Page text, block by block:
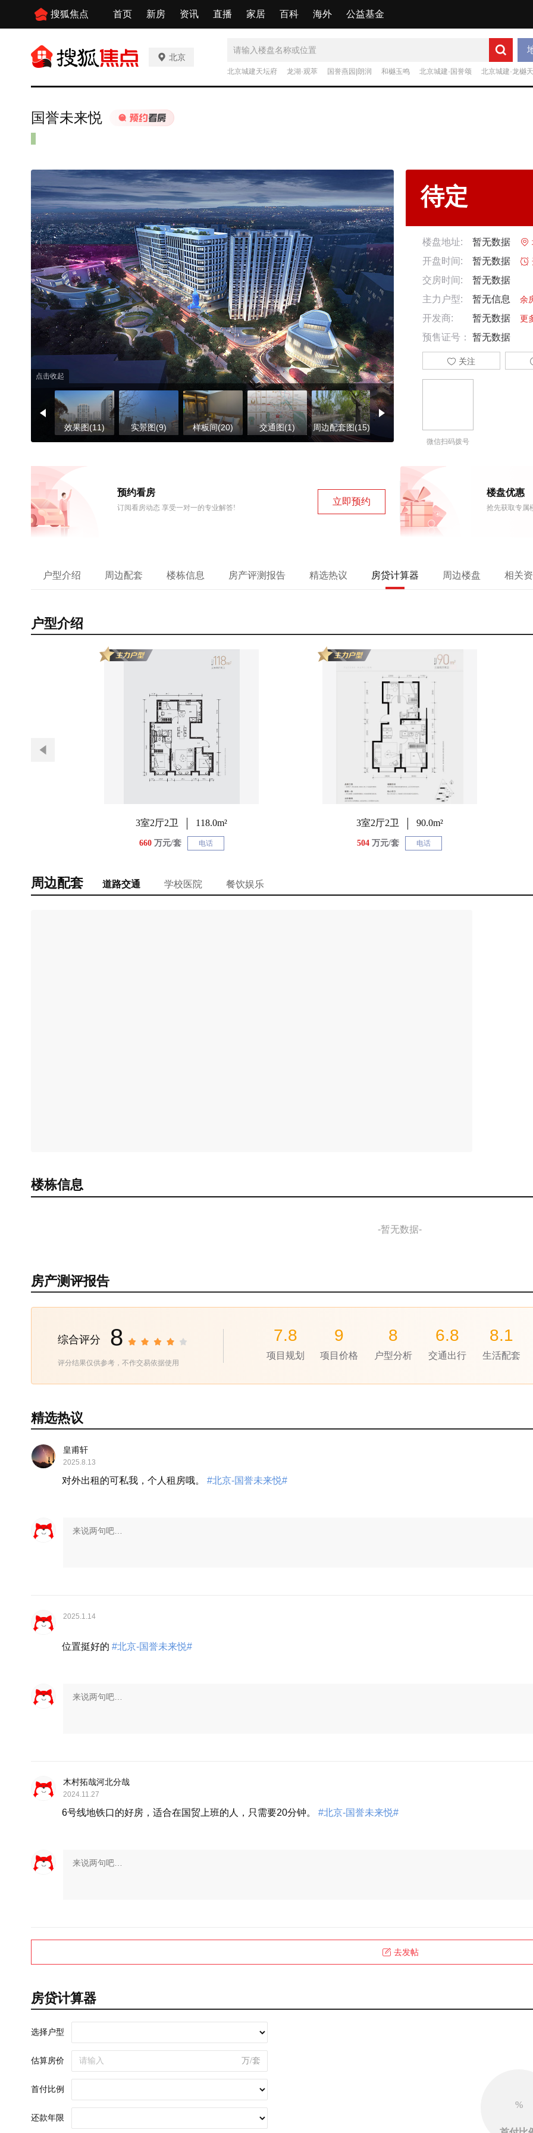
搜狐焦点 首页 新房 资讯 直播 家居 百科 海外 公益基金
北京
北京城建天坛府 龙湖·观萃 国誉燕园|朗润 和樾玉鸣 北京城建·国誉颂 北京城建·龙樾
国誉未来悦
点击收起
效果图(11) 实景图(9) 样板间(20) 交通图(1) 周边配套图(15)
待定
楼盘地址: 暂无数据 
开盘时间: 暂无数据 
交房时间:
暂无数据
主力户型:
暂无信息 余
开发商: 暂无数据 更
预售证号： 暂无数据
 关注
微信扫码拨号
预约看房
订阅看房动态 享受一对一的专业解答!
立即预约
楼盘优惠
抢先获取专属
户型介绍 周边配套 楼栋信息 房产评测报告 精选热议 房贷计算器 周边楼盘 相关
户型介绍
3室2厅2卫 118.0m²
660 万元/套 电话
3室2厅2卫 90.0m²
504 万元/套 电话
周边配套 道路交通 学校医院 餐饮娱乐
楼栋信息
-暂无数据-
房产测评报告
综合评分 8
评分结果仅供参考，不作交易依据使用
7.8
项目规划
9
项目价格
8
户型分析
6.8
交通出行
8.1
生活配套
精选热议
皇甫轩
2025.8.13
对外出租的可私我，个人租房哦。 #北京-国誉未来悦#
2025.1.14
位置挺好的 #北京-国誉未来悦#
木村拓哉河北分哉
2024.11.27
6号线地铁口的好房，适合在国贸上班的人，只需要20分钟。 #北京-国誉未来悦#
去发帖
房贷计算器
选择户型
估算房价 万/套
首付比例
还款年限
%